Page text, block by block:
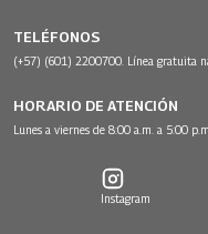
TELÉFONOS
(+57) (601) 2200700. Línea gratuita
HORARIO DE ATENCIÓN
Lunes a viernes de 8:00 a.m. a 5:00 p.m.
Instagram